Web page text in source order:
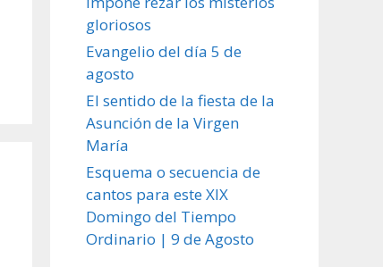
gloriosos
Evangelio del día 5 de
agosto
El sentido de la fiesta de la
Asunción de la Virgen
María
Esquema o secuencia de
cantos para este XIX
Domingo del Tiempo
Ordinario | 9 de Agosto